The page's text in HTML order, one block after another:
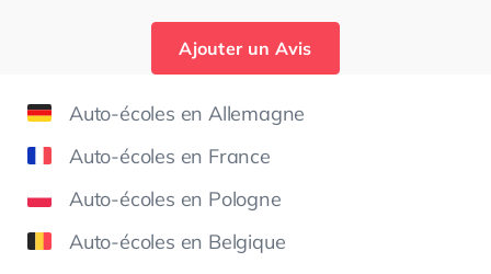
Ajouter un Avis
Auto-écoles en Allemagne
Auto-écoles en France
Auto-écoles en Pologne
Auto-écoles en Belgique